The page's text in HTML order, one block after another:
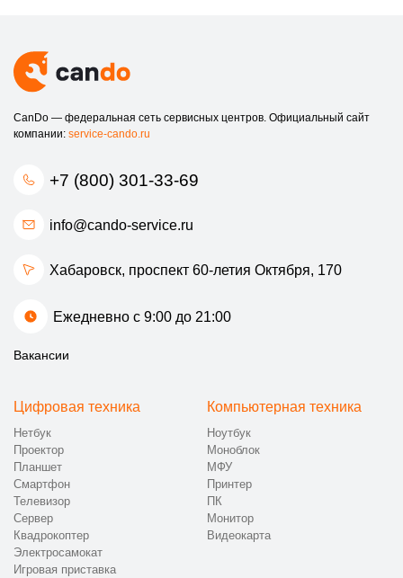
CanDo — федеральная сеть сервисных центров. Официальный сайт
компании: service-cando.ru
+7 (800) 301-33-69
info@cando-service.ru
Хабаровск, проспект 60-летия Октября, 170
Ежедневно с 9:00 до 21:00
Вакансии
Цифровая техника
Нетбук
Проектор
Планшет
Смартфон
Телевизор
Сервер
Квадрокоптер
Электросамокат
Игровая приставка
Компьютерная техника
Ноутбук
Моноблок
МФУ
Принтер
ПК
Монитор
Видеокарта